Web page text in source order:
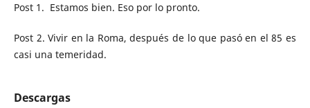
Post 1. Estamos bien. Eso por lo pronto.
Post 2. Vivir en la Roma, después de lo que pasó en el 85 es
casi una temeridad.
Descargas